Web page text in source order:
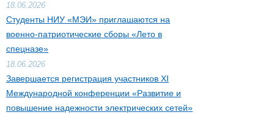
18.06.2026
Студенты НИУ «МЭИ» приглашаются на
военно-патриотические сборы «Лето в
спецназе»
18.06.2026
Завершается регистрация участников XI
Международной конференции «Развитие и
повышение надежности электрических сетей»